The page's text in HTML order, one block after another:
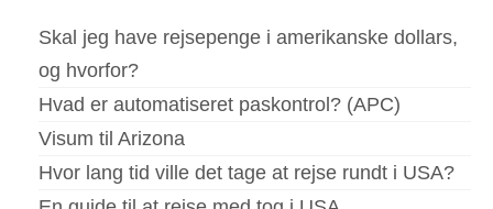
Skal jeg have rejsepenge i amerikanske dollars,
og hvorfor?
Hvad er automatiseret paskontrol? (APC)
Visum til Arizona
Hvor lang tid ville det tage at rejse rundt i USA?